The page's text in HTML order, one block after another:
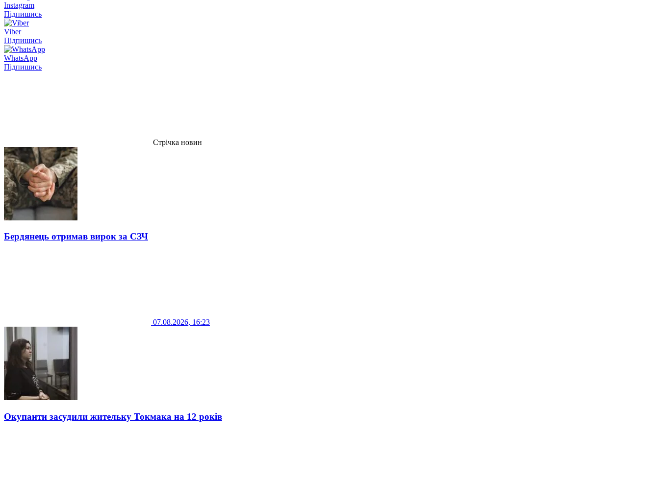
Instagram
Підпишись
Viber
Підпишись
WhatsApp
Підпишись
Стрічка новин
Бердянець отримав вирок за СЗЧ
07.08.2026, 16:23
Окупанти засудили жительку Токмака на 12 років